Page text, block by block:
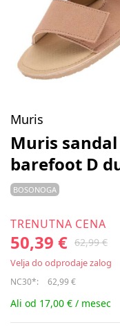
Muris
Muris sandal
barefoot D
BOSONOGA
TRENUTNA CENA
50,39 € 62,99 €
Velja do odprodaje zalog
NC30*: 62,99 €
Ali od 17,00 € / mesec